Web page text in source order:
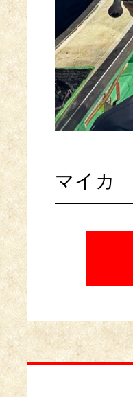
マイカ